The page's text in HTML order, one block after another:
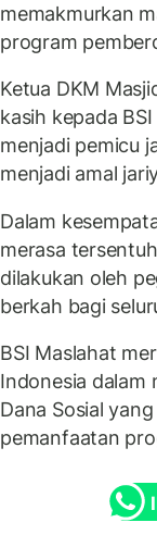
memakmurkan
program
Ketua DKM
kasih kepada
menjadi pemicu
menjadi amal
Dalam
merasa
dilakukan oleh
berkah bagi
BSI Maslahat
Indonesia dalam
Dana Sosial
pemanfaatan